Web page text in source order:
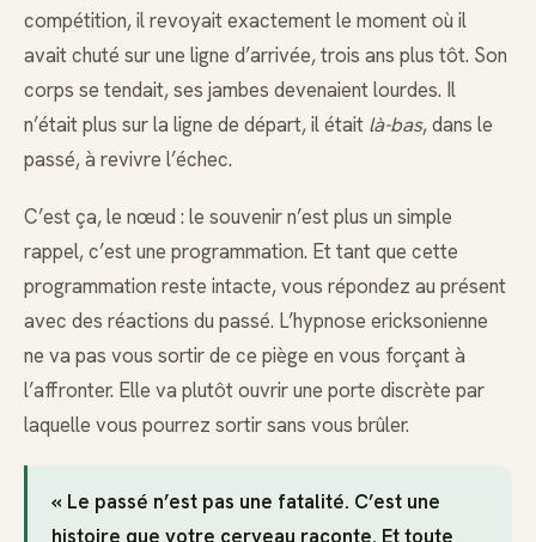
compétition, il revoyait exactement le moment où il
avait chuté sur une ligne d’arrivée, trois ans plus tôt. Son
corps se tendait, ses jambes devenaient lourdes. Il
n’était plus sur la ligne de départ, il était là-bas, dans le
passé, à revivre l’échec.
C’est ça, le nœud : le souvenir n’est plus un simple
rappel, c’est une programmation. Et tant que cette
programmation reste intacte, vous répondez au présent
avec des réactions du passé. L’hypnose ericksonienne
ne va pas vous sortir de ce piège en vous forçant à
l’affronter. Elle va plutôt ouvrir une porte discrète par
laquelle vous pourrez sortir sans vous brûler.
« Le passé n’est pas une fatalité. C’est une
histoire que votre cerveau raconte. Et toute